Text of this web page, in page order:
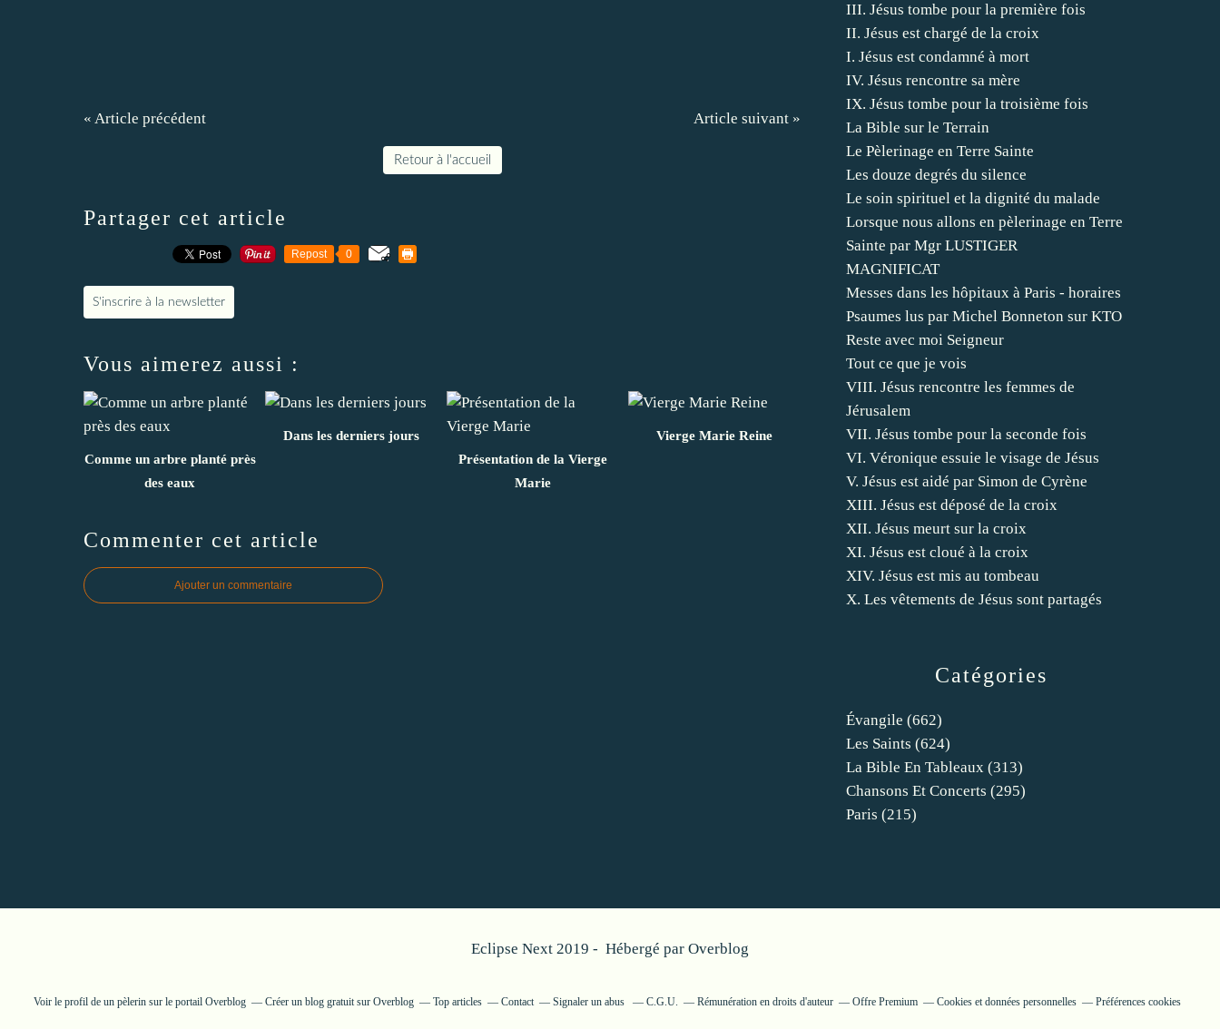
« Article précédent Article suivant »
Retour à l'accueil
Partager cet article
Repost 0
S'inscrire à la newsletter
Vous aimerez aussi :
Comme un arbre planté près
des eaux
Dans les derniers jours
Présentation de la Vierge
Marie
Vierge Marie Reine
Commenter cet article
Ajouter un commentaire
Catégories
Évangile (662)
Les Saints (624)
La Bible En Tableaux (313)
Chansons Et Concerts (295)
Paris (215)
III. Jésus tombe pour la première fois
II. Jésus est chargé de la croix
I. Jésus est condamné à mort
IV. Jésus rencontre sa mère
IX. Jésus tombe pour la troisième fois
La Bible sur le Terrain
Le Pèlerinage en Terre Sainte
Les douze degrés du silence
Le soin spirituel et la dignité du malade
Lorsque nous allons en pèlerinage en Terre
Sainte par Mgr LUSTIGER
MAGNIFICAT
Messes dans les hôpitaux à Paris - horaires
Psaumes lus par Michel Bonneton sur KTO
Reste avec moi Seigneur
Tout ce que je vois
VIII. Jésus rencontre les femmes de
Jérusalem
VII. Jésus tombe pour la seconde fois
VI. Véronique essuie le visage de Jésus
V. Jésus est aidé par Simon de Cyrène
XIII. Jésus est déposé de la croix
XII. Jésus meurt sur la croix
XI. Jésus est cloué à la croix
XIV. Jésus est mis au tombeau
X. Les vêtements de Jésus sont partagés
Eclipse Next 2019 - Hébergé par Overblog
Voir le profil de un pèlerin sur le portail Overblog Créer un blog gratuit sur Overblog Top articles Contact Signaler un abus C.G.U. Rémunération en droits d'auteur Offre Premium Cookies et données personnelles Préférences cookies